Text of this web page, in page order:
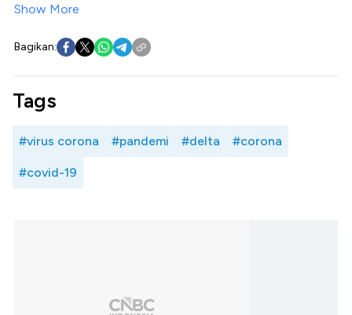
Show More
Bagikan:
Tags
#virus corona #pandemi #delta #corona
#covid-19